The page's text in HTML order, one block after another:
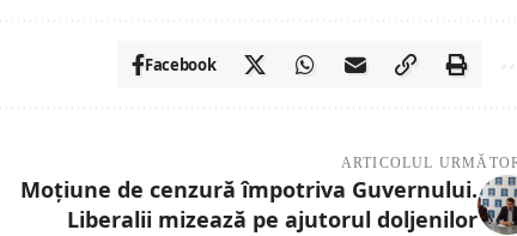
Facebook
ARTICOLUL
Moțiune de cenzură împotriva Guvernului.
Liberalii mizează pe ajutorul doljenilor